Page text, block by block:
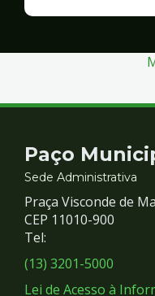
Contato
e
Redes
Sociais
Paço
Sede Administrativa
Praça Visconde de
CEP 11010-900
Tel:
(13) 3201-5000
Lei de Acesso à